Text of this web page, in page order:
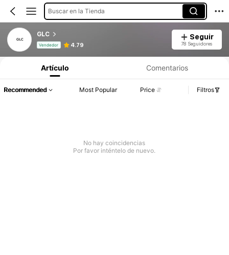
Buscar en la Tienda
GLC
Vendedor 4.79
Seguir
78 Seguidores
Artículo Comentarios
Recommended Most Popular Price Filtros
No hay coincidencias
Por favor inténtelo de nuevo.